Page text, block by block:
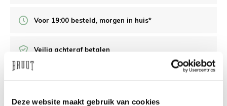
Deze website maakt gebruik van cookies
Voor 19:00 besteld, morgen in huis*
Veilig achteraf betalen